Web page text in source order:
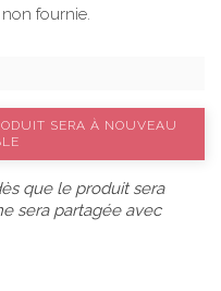
fournie.
SERA À NOUVEAU
que le produit sera
sera partagée avec